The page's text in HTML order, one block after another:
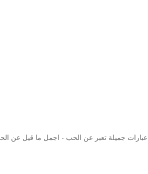
عبارات جميلة تعبر عن الحب - اجمل ما قيل عن